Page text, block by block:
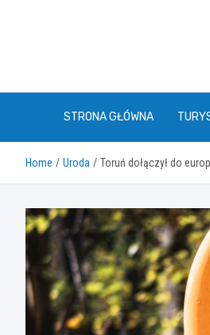
STRONA GŁÓWNA
Home Uroda Toruń dołączył do